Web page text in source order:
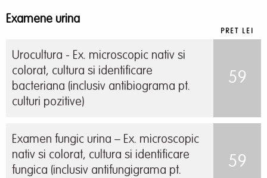
Examene urina
PRET LEI
Urocultura - Ex. microscopic nativ si
colorat, cultura si identificare
bacteriana (inclusiv antibiograma pt.
culturi pozitive)
59
Examen fungic urina – Ex. microscopic
nativ si colorat, cultura si identificare
fungica (inclusiv antifungigrama pt.
59